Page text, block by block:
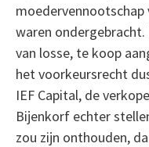
moedervennootschap
waren
van losse, te koop
het voorkeursrecht
IEF Capital, de
Bijenkorf echter
zou zijn onthouden,